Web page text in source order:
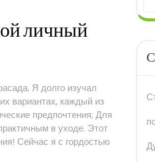
личный
Я долго изучал
вариантах, каждый из
предпочтения; Для
в уходе. Этот
Сейчас я с гордостью